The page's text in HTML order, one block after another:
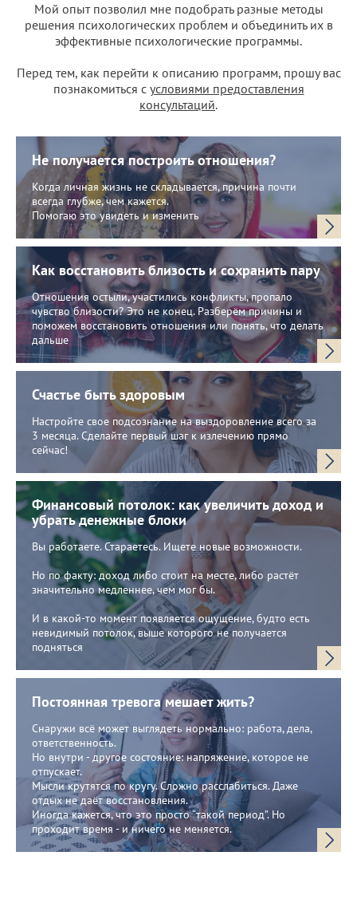
Мой опыт позволил мне подобрать разные методы
решения психологических проблем и объединить их в
эффективные психологические программы.
Перед тем, как перейти к описанию программ, прошу вас
познакомиться с условиями предоставления
консультаций.
Не получается построить отношения?
Когда личная жизнь не складывается, причина почти
всегда глубже, чем кажется.
Помогаю это увидеть и изменить
Как восстановить близость и сохранить пару
Отношения остыли, участились конфликты, пропало
чувство близости? Это не конец. Разберём причины и
поможем восстановить отношения или понять, что делать
дальше
Счастье быть здоровым
Настройте свое подсознание на выздоровление всего за
3 месяца. Сделайте первый шаг к излечению прямо
сейчас!
Финансовый потолок: как увеличить доход и
убрать денежные блоки
Вы работаете. Стараетесь. Ищете новые возможности.
Но по факту: доход либо стоит на месте, либо растёт
значительно медленнее, чем мог бы.
И в какой-то момент появляется ощущение, будто есть
невидимый потолок, выше которого не получается
подняться
Постоянная тревога мешает жить?
Снаружи всё может выглядеть нормально: работа, дела,
ответственность.
Но внутри - другое состояние: напряжение, которое не
отпускает.
Мысли крутятся по кругу. Сложно расслабиться. Даже
отдых не даёт восстановления.
Иногда кажется, что это просто “такой период”. Но
проходит время - и ничего не меняется.